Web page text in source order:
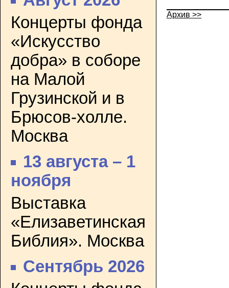
Концерты фонда
«Искусство
добра» в соборе
на Малой
Грузинской и в
Брюсов-холле.
Москва
13 августа – 1
ноября
Выставка
«Елизаветинская
Библия». Москва
Сентябрь 2026
Архив >>